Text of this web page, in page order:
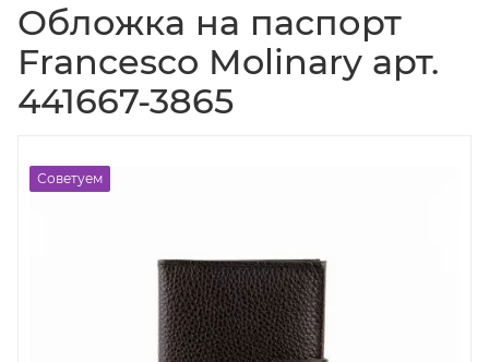
Обложка на паспорт
Francesco Molinary арт.
441667-3865
Советуем